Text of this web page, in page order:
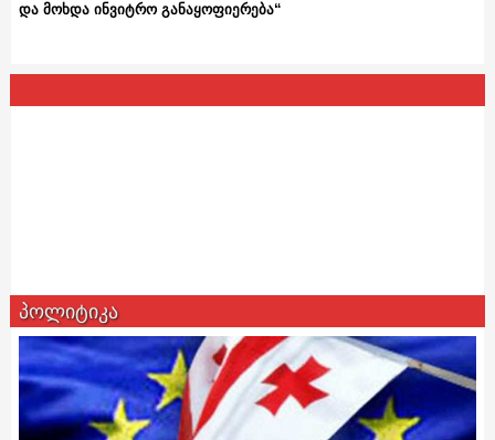
და მოხდა ინვიტრო განაყოფიერება“
პოლიტიკა